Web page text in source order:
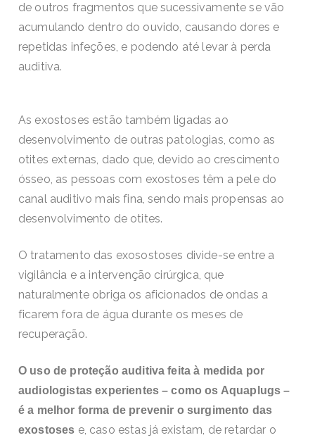
de outros fragmentos que sucessivamente se vão
acumulando dentro do ouvido, causando dores e
repetidas infeções, e podendo até levar à perda
auditiva.
As exostoses estão também ligadas ao
desenvolvimento de outras patologias, como as
otites externas, dado que, devido ao crescimento
ósseo, as pessoas com exostoses têm a pele do
canal auditivo mais fina, sendo mais propensas ao
desenvolvimento de otites.
O tratamento das exosostoses divide-se entre a
vigilância e a intervenção cirúrgica, que
naturalmente obriga os aficionados de ondas a
ficarem fora de água durante os meses de
recuperação.
O uso de proteção auditiva feita à medida por
audiologistas experientes – como os Aquaplugs –
é a melhor forma de prevenir o surgimento das
exostoses e, caso estas já existam, de retardar o